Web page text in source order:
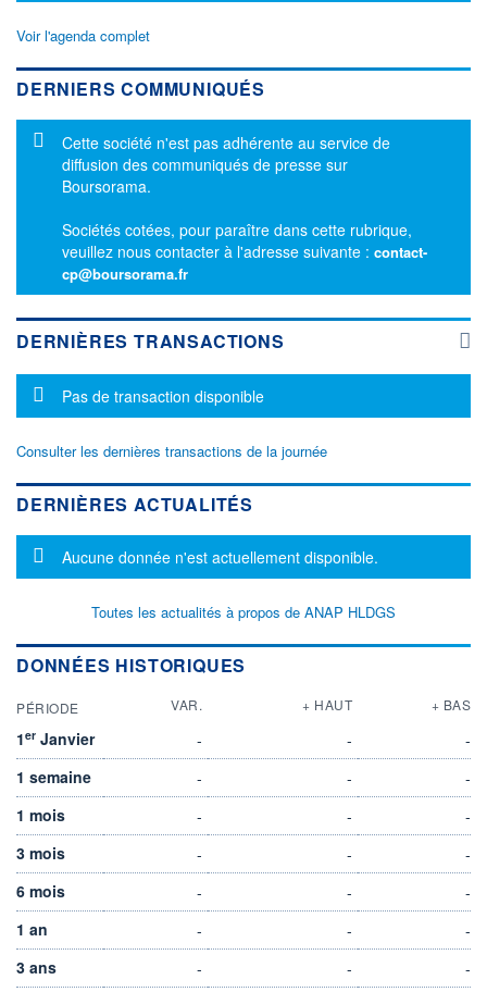
Voir l'agenda complet
DERNIERS COMMUNIQUÉS
Message d'information
Cette société n'est pas adhérente au service de
diffusion des communiqués de presse sur
Boursorama.
Sociétés cotées, pour paraître dans cette rubrique,
veuillez nous contacter à l'adresse suivante : contact-
cp@boursorama.fr
DERNIÈRES TRANSACTIONS
Message d'information
Pas de transaction disponible
Consulter les dernières transactions de la journée
DERNIÈRES ACTUALITÉS
Message d'information
Aucune donnée n'est actuellement disponible.
Toutes les actualités à propos de ANAP HLDGS
DONNÉES HISTORIQUES
PÉRIODE VAR. + HAUT + BAS
1er Janvier - -
-
1 semaine
- -
-
1 mois
- -
-
3 mois
- -
-
6 mois
- -
-
1 an
- -
-
3 ans
- -
-